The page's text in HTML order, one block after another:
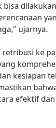
bisa
ujarnya.
retribusi ke
kesiapan
efektif